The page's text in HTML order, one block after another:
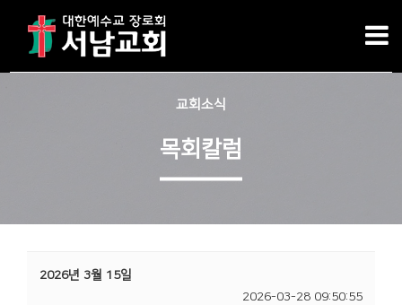
교회소식
목회칼럼
2026년 3월 15일
2026-03-28 09:50:55